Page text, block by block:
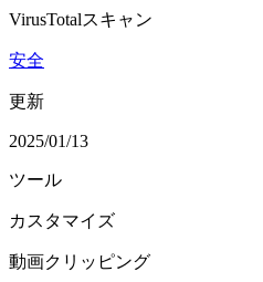
VirusTotalスキャン
安全
更新
2025/01/13
ツール
カスタマイズ
動画クリッピング